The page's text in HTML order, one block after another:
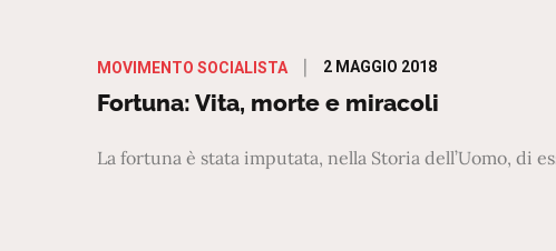
MOVIMENTO SOCIALISTA
Posted
on
2 MAGGIO 2018
Fortuna: Vita, morte e miracoli
La fortuna è stata imputata, nella Storia dell’Uomo, di